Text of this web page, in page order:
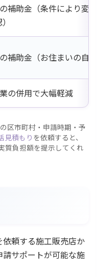
補助金（条件により変
補助金（お住まいの自
の併用で大幅軽減
区市町村・申請時期・予
見積もり を依頼すると、
質負担額を提示してくれ
頼する施工販売店か
サポートが可能な施